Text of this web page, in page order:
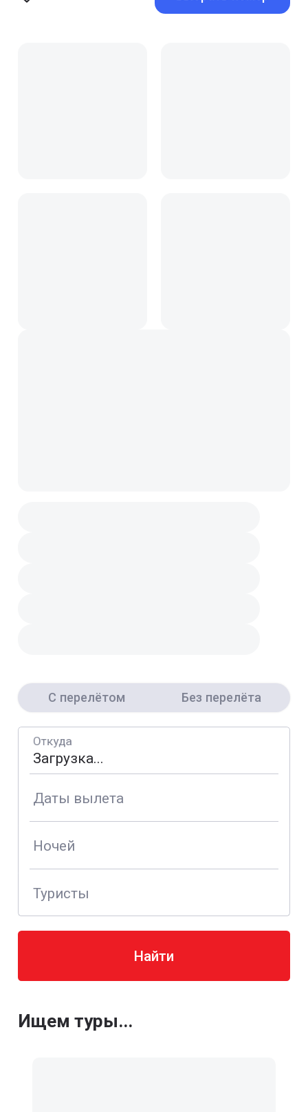
С перелётом Без перелёта
Откуда
Даты вылета
Ночей
Туристы
Найти
Ищем туры...